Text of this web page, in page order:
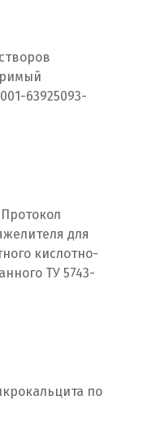
63925093-
для
кислотно-
ТУ 5743-
по